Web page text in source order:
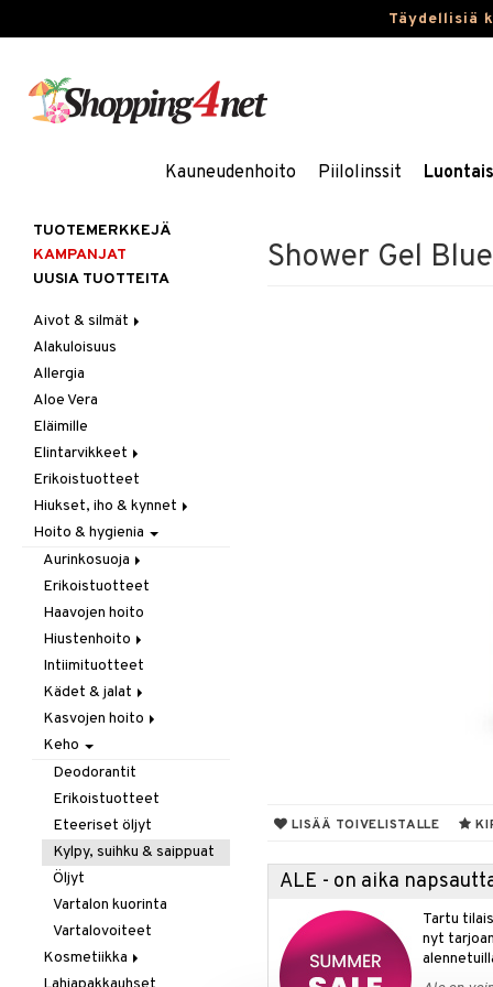
Täydellisiä
Kauneudenhoito Piilolinssit
Shower Gel
LISÄÄ TOIVELISTALLE
ALE - on aika
Tartu
nyt
TUOTEMERKKEJÄ
KAMPANJAT
UUSIA TUOTTEITA
Aivot & silmät
Muisti
Rasvahapot
Silmät
Alakuloisuus
Allergia
Aloe Vera
Eläimille
Elintarvikkeet
Hedelmät & pähkinät
Itäminen
Jauhot & leivonta
Juomat
Kookos
Makeutusaineet
Mausteet & liemet
Muut
Öljy & rasva
Pähkinä- & siementahnoja
Patukat
Rawfood
Säilytys
Snacks
Suklaa
Tee
Erikoistuotteet
Hiukset, iho & kynnet
Aurinko & pigmentti
Hiukset
Ravintolisät
Hoito & hygienia
Aurinkosuoja
Aftersun-tuotteet
Aurinkovoiteet
Huulet
Erikoistuotteet
Haavojen hoito
Hiustenhoito
Erikoistuotteet
Hoitoaineet
Sampoot
Intiimituotteet
Kädet & jalat
Jalkojen hoito
Käsien hoito
Muut tarvikkeet
Kasvojen hoito
Erikoistuotteet
Parranajotuotteet
Puhdistaminen
Silmänympärysvoiteet
Voiteet
Keho
Deodorantit
Erikoistuotteet
Eteeriset öljyt
Kylpy, suihku & saippuat
Öljyt
Vartalon kuorinta
Vartalovoiteet
Kosmetiikka